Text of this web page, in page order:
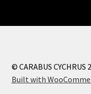
© CARABUS CYCHRUS
Built with